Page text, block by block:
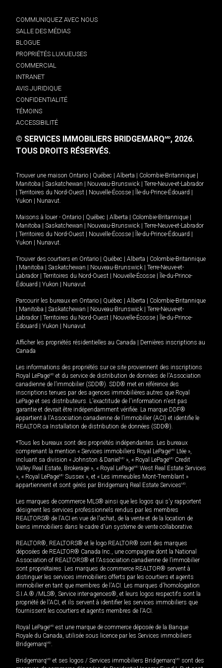
COMMUNIQUEZ AVEC NOUS
SALLE DES MÉDIAS
BLOGUE
PROPRIÉTÉS LUXUEUSES
COMMERCIAL
INTRANET
AVIS JURIDIQUE
CONFIDENTIALITÉ
TÉMOINS
ACCESSIBILITÉ
© SERVICES IMMOBILIERS BRIDGEMARQMD, 2026.
TOUS DROITS RÉSERVÉS.
Trouver une maison Ontario Québec Alberta Colombie-Britannique
Manitoba
Saskatchewan Nouveau-Brunswick
Terre-Neuve-et-Labrador
Territoires du Nord-Ouest Nouvelle-Écosse Île-du-Prince-Édouard
Yukon
Nunavut.
Maisons à louer - Ontario Québec Alberta Colombie-Britannique
Manitoba
Saskatchewan Nouveau-Brunswick
Terre-Neuve-et-Labrador
Territoires du Nord-Ouest Nouvelle-Écosse Île-du-Prince-Édouard
Yukon
Nunavut.
Trouver des courtiers en Ontario Québec Alberta
Colombie-Britannique
Manitoba Saskatchewan Nouveau-Brunswick
Terre-Neuve-et-
Labrador
Territoires du Nord-Ouest Nouvelle-Écosse
Île-du-Prince-
Édouard
Yukon Nunavut
Parcourir les bureaux en Ontario Québec Alberta
Colombie-Britannique
Manitoba Saskatchewan Nouveau-Brunswick
Terre-Neuve-et-
Labrador
Territoires du Nord-Ouest Nouvelle-Écosse
Île-du-Prince-
Édouard
Yukon Nunavut
Afficher les propriétés résidentielles au Canada
Dernières inscriptions au
Canada
Les informations des propriétés sur ce site proviennent des inscriptions
Royal LePageMD et du service de distribution de données de l'Association
canadienne de l’immobilier (SDD®). SDD® met en référence des
inscriptions tenues par des agences immobilières autres que Royal
LePage et ses distributeurs. L'exactitude de l'information n'est pas
garantie et devrait être indépendamment vérifiée. La marque DDF®
appartient à l'Association canadienne de l’immobilier (ACI) et identifie le
REALTOR.ca Installation de distribution de données (SDD®).
*Tous les bureaux sont des propriétés indépendantes. Les bureaux
comprenant la mention « Services immobiliers Royal LePageMD Ltée »,
incluant sa division « Johnston & Daniel MD », « Royal LePageMD Credit
Valley Real Estate, Brokerage », « Royal LePageMD West Real Estate Services
», « Royal LePageMD Sussex », et « Les immeubles Mont-Tremblant »
appartiennent et sont gérés par Bridgemarq Real Estate ServicesMD.
Les marques de commerce MLS® ainsi que les logos qui s'y rapportent
désignent les services professionnels rendus par les membres
REALTORS® de l'ACI en vue de l'achat, de la vente et de la location de
biens immobiliers dans le cadre d'un système de vente collaborative.
REALTOR®, REALTORS® et le logo REALTOR® sont des marques
déposées de REALTOR® Canada Inc., une compagnie dont la National
Association of REALTORS® et l'Association canadienne de l’immobilier
sont propriétaires. Les marques de commerce REALTOR® servent à
distinguer les services immobiliers offerts par les courtiers et agents
immobilier en tant que membres de l'ACI. Les marques d'homologation
S.I.A.® /MLS®, Service inter-agences®, et leurs logos respectifs sont la
propriété de l'ACI, et ils servent à identifier les services immobiliers que
fournissent les courtiers et agents membres de l'ACI.
Royal LePageMD est une marque de commerce déposée de la Banque
Royale du Canada, utilisée sous licence par les Services immobiliers
BridgemarqMD.
BridgemarqMD et ses logos / Services immobiliers BridgemarqMD sont des